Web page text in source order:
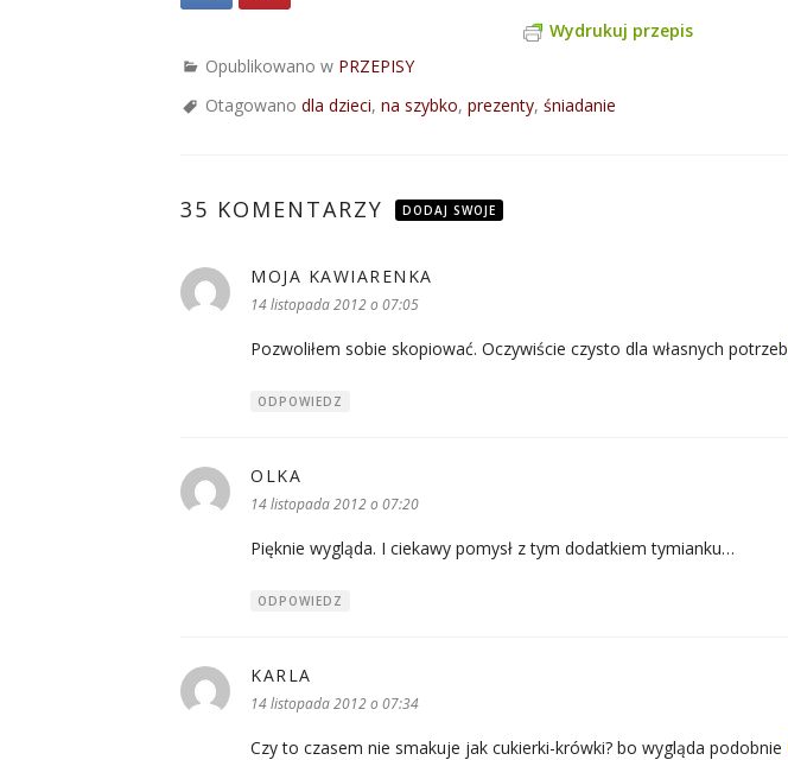
Wydrukuj przepis
Opublikowano w PRZEPISY
Otagowano dla dzieci, na szybko, prezenty, śniadanie
35 KOMENTARZY DODAJ SWOJE
MOJA KAWIARENKA
14 listopada 2012 o 07:05
Pozwoliłem sobie skopiować. Oczywiście czysto dla własnych potrzeb
ODPOWIEDZ
OLKA
14 listopada 2012 o 07:20
Pięknie wygląda. I ciekawy pomysł z tym dodatkiem tymianku…
ODPOWIEDZ
KARLA
14 listopada 2012 o 07:34
Czy to czasem nie smakuje jak cukierki-krówki? bo wygląda podobnie